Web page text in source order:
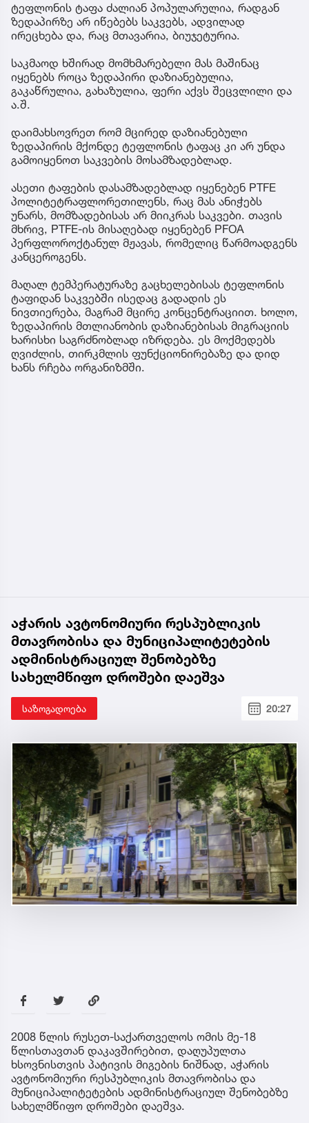
ტეფლონის ტაფა ძალიან პოპულარულია, რადგან
ზედაპირზე არ იწებებს საკვებს, ადვილად
ირეცხება და, რაც მთავარია, ბიუჯეტურია.
საკმაოდ ხშირად მომხმარებელი მას მაშინაც
იყენებს როცა ზედაპირი დაზიანებულია,
გაკაწრულია, გახაზულია, ფერი აქვს შეცვლილი და
ა.შ.
დაიმახსოვრეთ რომ მცირედ დაზიანებული
ზედაპირის მქონდე ტეფლონის ტაფაც კი არ უნდა
გამოიყენოთ საკვების მოსამზადებლად.
ასეთი ტაფების დასამზადებლად იყენებენ PTFE
პოლიტეტრაფლორეთილენს, რაც მას ანიჭებს
უნარს, მომზადებისას არ მიიკრას საკვები. თავის
მხრივ, PTFE-ის მისაღებად იყენებენ PFOA
პერფლოროქტანულ მჟავას, რომელიც წარმოადგენს
კანცეროგენს.
მაღალ ტემპერატურაზე გაცხელებისას ტეფლონის
ტაფიდან საკვებში ისედაც გადადის ეს
ნივთიერება, მაგრამ მცირე კონცენტრაციით. ხოლო,
ზედაპირის მთლიანობის დაზიანებისას მიგრაციის
ხარისხი საგრძნობლად იზრდება. ეს მოქმედებს
ღვიძლის, თირკმლის ფუნქციონირებაზე და დიდ
ხანს რჩება ორგანიზმში.
აჭარის ავტონომიური რესპუბლიკის
მთავრობისა და მუნიციპალიტეტების
ადმინისტრაციულ შენობებზე
სახელმწიფო დროშები დაეშვა
საზოგადოება 20:27
2008 წლის რუსეთ-საქართველოს ომის მე-18
წლისთავთან დაკავშირებით, დაღუპულთა
ხსოვნისთვის პატივის მიგების ნიშნად, აჭარის
ავტონომიური რესპუბლიკის მთავრობისა და
მუნიციპალიტეტების ადმინისტრაციულ შენობებზე
სახელმწიფო დროშები დაეშვა.